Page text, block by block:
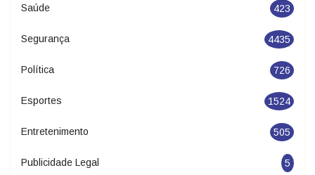
Saúde 423
Segurança 4435
Política 726
Esportes 1524
Entretenimento 505
Publicidade Legal 5